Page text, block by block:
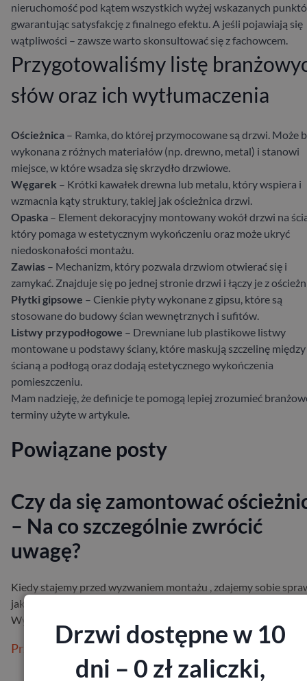
nieruchomość pod kątem wszystkich wyżej wskazanych
gwarantując satysfakcję z finalnego efektu. A jeśli pojawiają się
wątpliwości – zawsze warto skonsultować się z fachowcem.
Przygotowaliśmy listę
słów oraz ich wytłumaczenia
Ościeżnica – Ramka, do której przymocowane są drzwi. Może
wykonana z różnych materiałów (np. drewno, metal) i stanowi
miejsce, w które wsadza się skrzydło drzwiowe.
Węgarek – Krótki kawałek drewna lub metalu, który wspiera i
wzmacnia kąty struktury, takiej jak ościeżnica drzwi.
Opaska – Element dekoracyjny montowany wokół drzwi na
który pomaga w estetycznym wykończeniu oraz może ukryć
niedoskonałości montażu.
Zawias – Mechanizm, który pozwala drzwiom otwierać się i
zamykać. Znajduje się po jednej stronie drzwi i łączy je z
Płytki gipsowe – Cienkie płyty wykonane z gipsu, które są
stosowane do budowy ścian wewnętrznych i sufitów.
Listwy przypodłogowe – Drewniane lub plastikowe listwy
montowane u podstawy ściany, które maskują szczelinę między
ścianą a podłogą oraz dodają estetycznego wykończenia
pomieszczeniu.
Mam nadzieję, że definicje te pomogą lepiej zrozumieć
terminy użyte w artykule.
Powiązane posty
Czy da się zamontować
– Na co szczególnie zwrócić
uwagę?
Kiedy stajemy przed wyzwaniem montażu , zdajemy sobie
jak wiele niuansów kryje się za tym pozornie prostym
Wybór odpowiedn…
Przeczytaj więcejDrzwi dostępne w 10
dni – 0 zł zaliczki,